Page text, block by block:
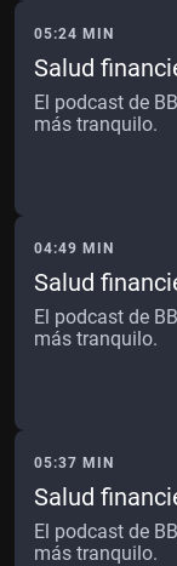
05:24 MIN
Salud
El podcast de
más tranquilo.
04:49 MIN
Salud
El podcast de
más tranquilo.
05:37 MIN
Salud
El podcast de
más tranquilo.